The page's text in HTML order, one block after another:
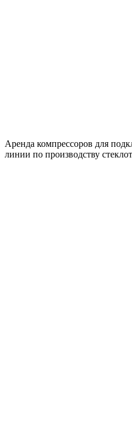
Аренда компрессоров для
линии по производству